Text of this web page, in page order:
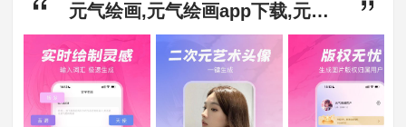
元气绘画,元气绘画app下载,元气绘画安卓最新免费下载v1.0.0